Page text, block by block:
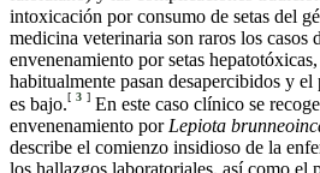
intoxicación por consumo de setas del
medicina veterinaria son raros los casos
envenenamiento por setas
habitualmente pasan desapercibidos y
es bajo.[ 3 ] En este caso clínico se
envenenamiento por Lepiota
describe el comienzo insidioso de la